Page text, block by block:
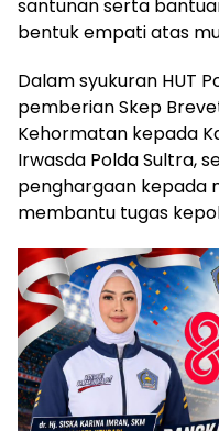
santunan serta
bentuk empati atas
Dalam syukuran HUT
pemberian Skep
Kehormatan kepada
Irwasda Polda Sultra,
penghargaan kepada
membantu tugas